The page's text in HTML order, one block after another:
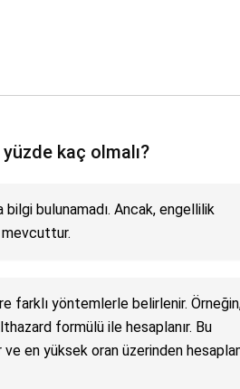
kaç olmalı?
bilgi bulunamadı. Ancak, engellilik
mevcuttur.
farklı yöntemlerle belirlenir.
formülü ile hesaplanır. Bu
en yüksek oran üzerinden